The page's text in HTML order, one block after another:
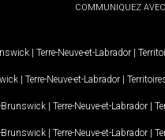
COMMUNIQUEZ
Terre-Neuve-et-Labrador
Terre-Neuve-et-Labrador
Brunswick Terre-Neuve-et-Labrador
Brunswick Terre-Neuve-et-Labrador